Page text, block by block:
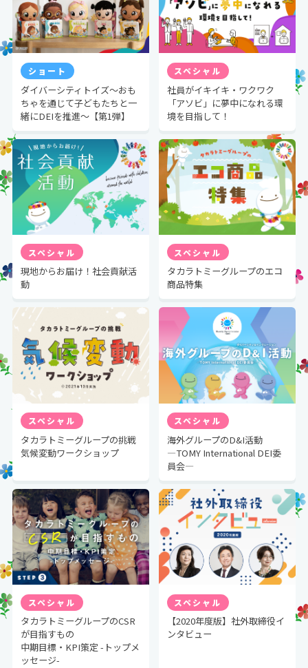
ショート
ダイバーシティトイズ～おも
ちゃを通じて子どもたちと一
緒にDEIを推進～【第1弾】
スペシャル
社員がイキイキ・ワクワク
「アソビ」に夢中になれる環
境を目指して！
スペシャル
現地からお届け！社会貢献活
動
スペシャル
タカラトミーグループのエコ
商品特集
スペシャル
タカラトミーグループの挑戦
気候変動ワークショップ
スペシャル
海外グループのD&I活動
―TOMY International DEI委
員会―
スペシャル
タカラトミーグループのCSR
が目指すもの
中期目標・KPI策定 -トップメ
ッセージ-
スペシャル
【2020年度版】社外取締役イ
ンタビュー